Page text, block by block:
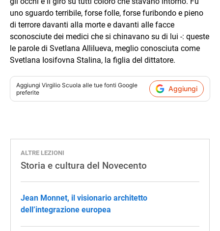
uno sguardo terribile, forse folle, forse furibondo e pieno
di terrore davanti alla morte e davanti alle facce
sconosciute dei medici che si chinavano su di lui -: queste
le parole di Svetlana Allilueva, meglio conosciuta come
Svetlana Iosifovna Stalina, la figlia del dittatore.
Aggiungi Virgilio Scuola alle tue fonti Google
preferite
Aggiungi
ALTRE LEZIONI
Storia e cultura del Novecento
Jean Monnet, il visionario architetto
dell’integrazione europea